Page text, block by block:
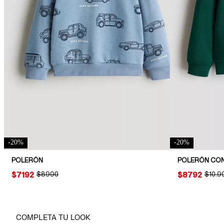
-20%
POLERÓN
ORIGINAL PRICE:
$8990
PRICE:
$7192
-20%
POLERÓN
PRICE:
$8792
COMPLETA TU LOOK